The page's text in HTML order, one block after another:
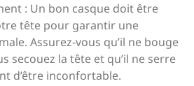
: Un bon casque doit être
tête pour garantir une
Assurez-vous qu’il ne bouge
secouez la tête et qu’il ne serre
d’être inconfortable.